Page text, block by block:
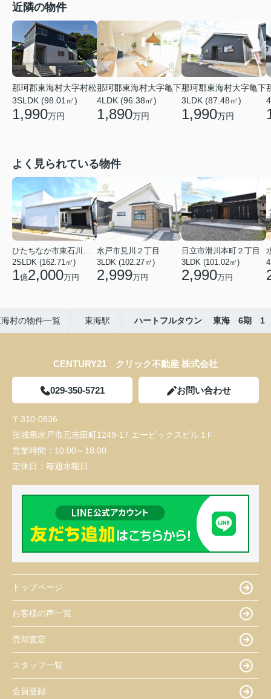
近隣の物件
那珂郡東海村大字村松
3SLDK (98.01㎡)
1,990万円
那珂郡東海村大字亀下
4LDK (96.38㎡)
1,890万円
那珂郡東海村大字亀下
3LDK (87.48㎡)
1,990万円
よく見られている物件
ひたちなか市東石川２丁目
2SLDK (162.71㎡)
1億2,000万円
水戸市見川２丁目
3LDK (102.27㎡)
2,999万円
日立市滑川本町２丁目
3LDK (101.02㎡)
2,990万円
村の物件一覧 東海駅 ハートフルタウン 東海 6期 1
CENTURY21 クリック不動産 株式会社
029-350-5721 お問い合わせ
〒310-0836
茨城県水戸市元吉田町1249-17 エービックスビル１F
営業時間： 10:00～18:00
定休日： 毎週水曜日
トップページ
お客様の声一覧
売却査定
スタッフ一覧
会員登録